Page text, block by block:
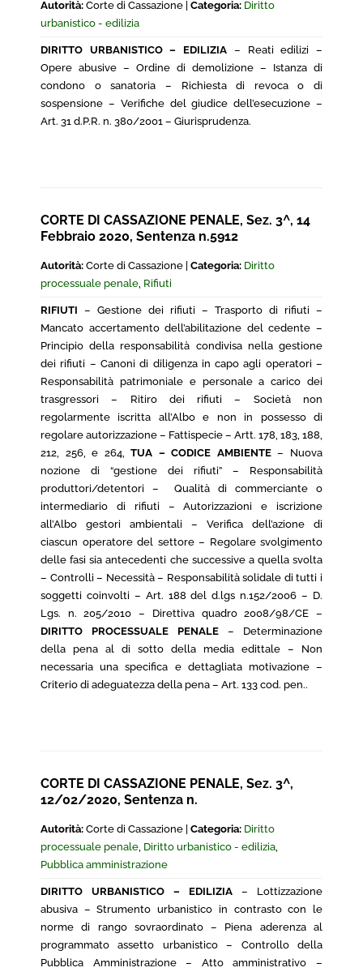
Autorità: Corte di Cassazione | Categoria: Diritto
urbanistico - edilizia
DIRITTO URBANISTICO – EDILIZIA – Reati edilizi –
Opere abusive – Ordine di demolizione – Istanza di
condono o sanatoria – Richiesta di revoca o di
sospensione – Verifiche del giudice dell’esecuzione –
Art. 31 d.P.R. n. 380/2001 – Giurisprudenza.
CORTE DI CASSAZIONE PENALE, Sez. 3^, 14
Febbraio 2020, Sentenza n.5912
Autorità: Corte di Cassazione | Categoria: Diritto
processuale penale, Rifiuti
RIFIUTI – Gestione dei rifiuti – Trasporto di rifiuti –
Mancato accertamento dell’abilitazione del cedente –
Principio della responsabilità condivisa nella gestione
dei rifiuti – Canoni di diligenza in capo agli operatori –
Responsabilità patrimoniale e personale a carico dei
trasgressori – Ritiro dei rifiuti – Società non
regolarmente iscritta all’Albo e non in possesso di
regolare autorizzazione – Fattispecie – Artt. 178, 183, 188,
212, 256, e 264,TUA – CODICE AMBIENTE– Nuova
nozione di “gestione dei rifiuti” – Responsabilità
produttori/detentori – Qualità di commerciante o
intermediario di rifiuti – Autorizzazioni e iscrizione
all’Albo gestori ambientali – Verifica dell’azione di
ciascun operatore del settore – Regolare svolgimento
delle fasi sia antecedenti che successive a quella svolta
– Controlli – Necessità – Responsabilità solidale di tutti i
soggetti coinvolti – Art. 188 del d.lgs n.152/2006 – D.
Lgs. n. 205/2010 – Direttiva quadro 2008/98/CE –
DIRITTO PROCESSUALE PENALE – Determinazione
della pena al di sotto della media edittale – Non
necessaria una specifica e dettagliata motivazione –
Criterio di adeguatezza della pena – Art. 133 cod. pen..
CORTE DI CASSAZIONE PENALE, Sez. 3^,
12/02/2020, Sentenza n.
Autorità: Corte di Cassazione | Categoria: Diritto
processuale penale, Diritto urbanistico - edilizia,
Pubblica amministrazione
DIRITTO URBANISTICO – EDILIZIA – Lottizzazione
abusiva – Strumento urbanistico in contrasto con le
norme di rango sovraordinato – Piena aderenza al
programmato assetto urbanistico – Controllo della
Pubblica Amministrazione – Atto amministrativo –